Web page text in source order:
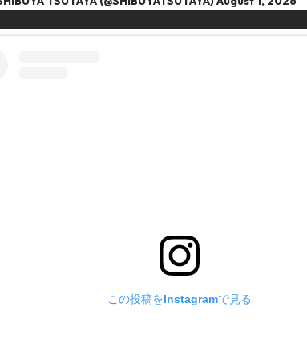
この投稿をInstagramで見る